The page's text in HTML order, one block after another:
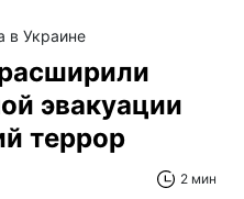
в Украине
эвакуации
террор
2 мин